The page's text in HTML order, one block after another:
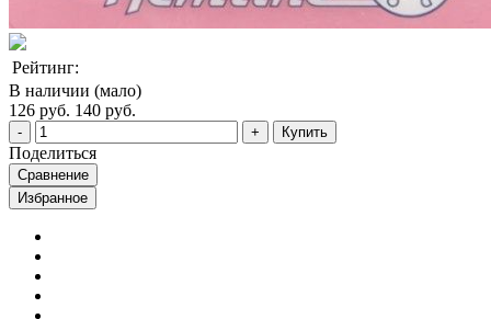
Рейтинг:
В наличии (мало)
126 руб. 140 руб.
Купить
Поделиться
Сравнение
Избранное